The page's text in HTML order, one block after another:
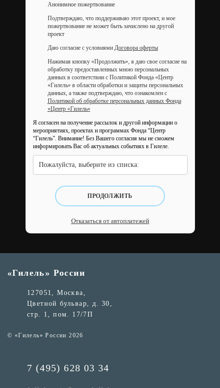
Анонимное пожертвование
Подтверждаю, что поддерживаю этот проект, и мое
пожертвование не может быть зачислено на другой
проект
Даю согласие с условиями Договора оферты
Нажимая кнопку «Продолжить», я даю свое согласие на
обработку предоставленных мною персональных
данных в соответствии с Политикой Фонда «Центр
«Гилель» в области обработки и защиты персональных
данных, а также подтверждаю, что ознакомлен с
Политикой об обработке персональных данных Фонда
«Центр «Гилель»
Я согласен на получение рассылок и другой информации о
мероприятиях, проектах и программах Фонда “Центр
“Гилель”. Внимание! Без Вашего согласия мы не сможем
информировать Вас об актуальных событиях в Гилеле.
Пожалуйста, выберите из списка:
ПРОДОЛЖИТЬ
Отказаться от автоплатежей
«Гилель» России
127051, Москва,
Цветной бульвар, д. 30,
стр. 1, пом. 17/7П
© «Гилель» России 2026
7 (495) 628 03 34